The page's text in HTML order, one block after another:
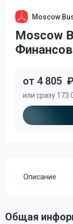
Moscow
Moscow
от 4 805
или сразу 173
Описание
Общая